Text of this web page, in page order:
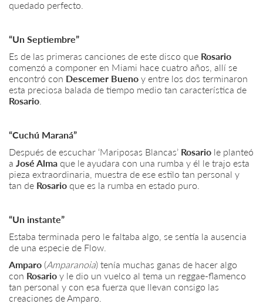
quedado perfecto.
“Un Septiembre”
Es de las primeras canciones de este disco que Rosario
comenzó a componer en Miami hace cuatro años, allí se
encontró con Descemer Bueno y entre los dos terminaron
esta preciosa balada de tiempo medio tan característica de
Rosario
“Cuchú Maraná”
Después de escuchar ‘Mariposas Blancas’ Rosario le planteó
a José Alma que le ayudara con una rumba y él le trajo esta
pieza extraordinaria, muestra de ese estilo tan personal y
tan de Rosario que es la rumba en estado puro.
“Un instante”
Estaba terminada pero le faltaba algo, se sentía la ausencia
de una especie de Flow.
Amparo (Amparanoia) tenía muchas ganas de hacer algo
con Rosario y le dio un vuelco al tema un reggae-flamenco
tan personal y con esa fuerza que llevan consigo las
creaciones de Amparo.